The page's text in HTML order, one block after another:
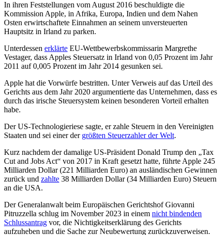
In ihren Feststellungen vom August 2016 beschuldigte die
Kommission Apple, in Afrika, Europa, Indien und dem Nahen
Osten erwirtschaftete Einnahmen an seinem unversteuerten
Hauptsitz in Irland zu parken.
Unterdessen erklärte EU-Wettbewerbskommissarin Margrethe
Vestager, dass Apples Steuersatz in Irland von 0,05 Prozent im Jahr
2011 auf 0,005 Prozent im Jahr 2014 gesunken sei.
Apple hat die Vorwürfe bestritten. Unter Verweis auf das Urteil des
Gerichts aus dem Jahr 2020 argumentierte das Unternehmen, dass es
durch das irische Steuersystem keinen besonderen Vorteil erhalten
habe.
Der US-Technologieriese sagte, er zahle Steuern in den Vereinigten
Staaten und sei einer der größten Steuerzahler der Welt.
Kurz nachdem der damalige US-Präsident Donald Trump den „Tax
Cut and Jobs Act“ von 2017 in Kraft gesetzt hatte, führte Apple 245
Milliarden Dollar (221 Milliarden Euro) an ausländischen Gewinnen
zurück und zahlte 38 Milliarden Dollar (34 Milliarden Euro) Steuern
an die USA.
Der Generalanwalt beim Europäischen Gerichtshof Giovanni
Pitruzzella schlug im November 2023 in einem nicht bindenden
Schlussantrag vor, die Nichtigkeitserklärung des Gerichts
aufzuheben und die Sache zur Neubewertung zurückzuverweisen.